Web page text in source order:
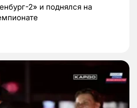
2» и поднялся на